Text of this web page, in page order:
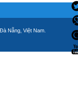
Nẵng, Việt Nam.